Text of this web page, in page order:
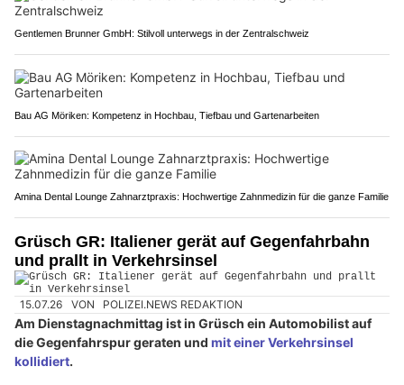
Gentlemen Brunner GmbH: Stilvoll unterwegs in der Zentralschweiz
Bau AG Möriken: Kompetenz in Hochbau, Tiefbau und Gartenarbeiten
Amina Dental Lounge Zahnarztpraxis: Hochwertige Zahnmedizin für die ganze Familie
Grüsch GR: Italiener gerät auf Gegenfahrbahn
und prallt in Verkehrsinsel
15.07.26 VON POLIZEI.NEWS REDAKTION
Am Dienstagnachmittag ist in Grüsch ein Automobilist auf
die Gegenfahrspur geraten und mit einer Verkehrsinsel
kollidiert.